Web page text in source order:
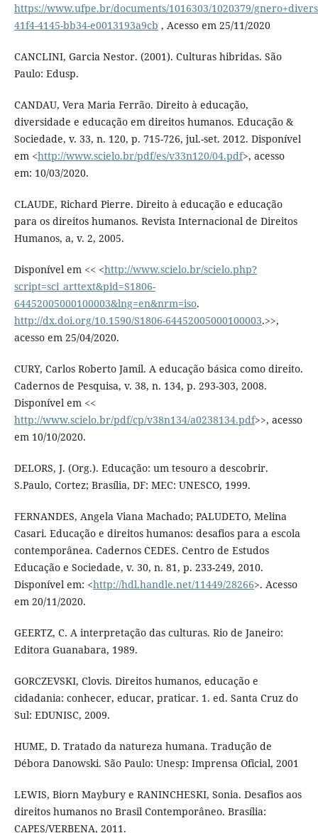
https://www.ufpe.br/documents/1016303/1020379/
41f4-4145-bb34-e0013193a9cb , Acesso em 25/11/2020
CANCLINI, Garcia Nestor. (2001). Culturas hibridas. São
Paulo: Edusp.
CANDAU, Vera Maria Ferrão. Direito à educação,
diversidade e educação em direitos humanos. Educação &
Sociedade, v. 33, n. 120, p. 715-726, jul.-set. 2012. Disponível
em <http://www.scielo.br/pdf/es/v33n120/04.pdf>, acesso
em: 10/03/2020.
CLAUDE, Richard Pierre. Direito à educação e educação
para os direitos humanos. Revista Internacional de Direitos
Humanos, a, v. 2, 2005.
Disponível em << <http://www.scielo.br/scielo.php?
script=sci_arttext&pid=S1806-
64452005000100003&lng=en&nrm=iso.
http://dx.doi.org/10.1590/S1806-64452005000100003.>>,
acesso em 25/04/2020.
CURY, Carlos Roberto Jamil. A educação básica como direito.
Cadernos de Pesquisa, v. 38, n. 134, p. 293-303, 2008.
Disponível em <<
http://www.scielo.br/pdf/cp/v38n134/a0238134.pdf>>, acesso
em 10/10/2020.
DELORS, J. (Org.). Educação: um tesouro a descobrir.
S.Paulo, Cortez; Brasília, DF: MEC: UNESCO, 1999.
FERNANDES, Angela Viana Machado; PALUDETO, Melina
Casari. Educação e direitos humanos: desafios para a escola
contemporânea. Cadernos CEDES. Centro de Estudos
Educação e Sociedade, v. 30, n. 81, p. 233-249, 2010.
Disponível em: <http://hdl.handle.net/11449/28266>. Acesso
em 20/11/2020.
GEERTZ, C. A interpretação das culturas. Rio de Janeiro:
Editora Guanabara, 1989.
GORCZEVSKI, Clovis. Direitos humanos, educação e
cidadania: conhecer, educar, praticar. 1. ed. Santa Cruz do
Sul: EDUNISC, 2009.
HUME, D. Tratado da natureza humana. Tradução de
Débora Danowski. São Paulo: Unesp: Imprensa Oficial, 2001
LEWIS, Biorn Maybury e RANINCHESKI, Sonia. Desafios aos
direitos humanos no Brasil Contemporâneo. Brasília:
CAPES/VERBENA, 2011.